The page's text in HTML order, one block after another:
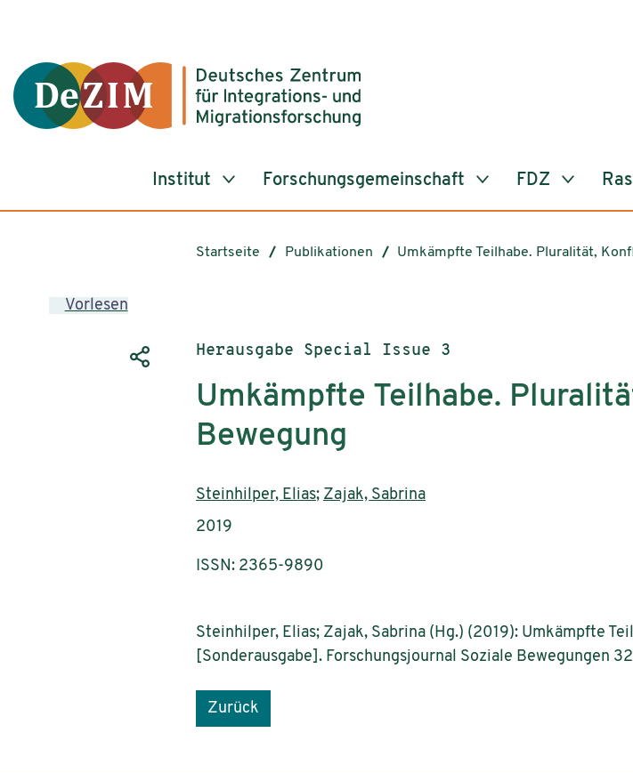
Institut Forschungsgemeinschaft FDZ
Startseite Publikationen Umkämpfte Teilhabe. Pluralität,
Vorlesen
Publikationstyp:
Herausgabe Special Issue 3
Umkämpfte Teilhabe.
Bewegung
AutorInnen:
Steinhilper, Elias; Zajak, Sabrina
Publikationsjahr:
2019
ISSN: 2365-9890
Steinhilper, Elias; Zajak, Sabrina (Hg.) (2019): Umkämpfte
[Sonderausgabe]. Forschungsjournal Soziale Bewegungen
Zurück